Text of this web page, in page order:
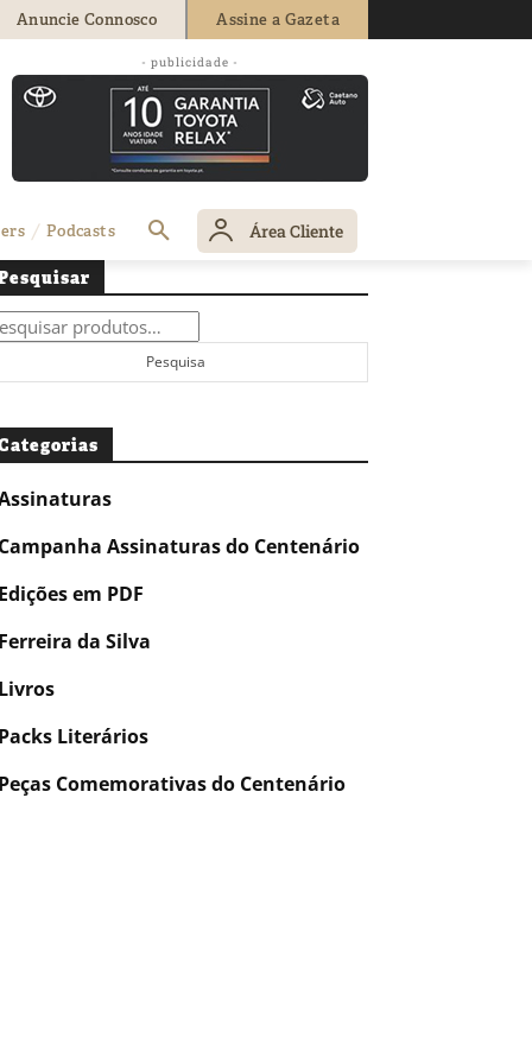
Anuncie Connosco Assine a Gazeta
- publicidade -
Podcasts Área Cliente
Pesquisa
Campanha Assinaturas do Centenário
Edições em PDF
Ferreira da Silva
Livros
Packs Literários
Peças Comemorativas do Centenário